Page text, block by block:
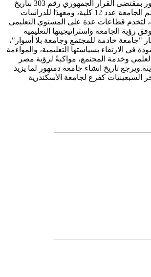
تأسست جامعة دمنهور بمقتضى القرار الجمهوري رقم 303 بتاريخ
26-10-2010، هذا وتضم الجامعة عدد 12 كلية، ومعهدًا للدراسات
لتخدم قطاعات عدة على المستوي التعليمي
رؤية الجامعة واستراتيجيتها التعليمية
"جامعة خادمة للمجتمع وجامعة بلا أسوار"،
في الارتقاء بسياستها التعليمية، والمواءمة
وخدمة المجتمع، مواكبةً لرؤية مصر
تاريخ انشاء جامعة دمنهور لما يزيد
السبعينيات كفرع لجامعة الأسكندرية